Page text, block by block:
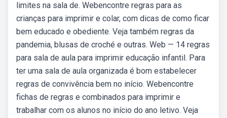
limites na sala de. Webencontre regras para as
crianças para imprimir e colar, com dicas de como ficar
bem educado e obediente. Veja também regras da
pandemia, blusas de croché e outras. Web — 14 regras
para sala de aula para imprimir educação infantil. Para
ter uma sala de aula organizada é bom estabelecer
regras de convivência bem no início. Webencontre
fichas de regras e combinados para imprimir e
trabalhar com os alunos no início do ano letivo. Veja